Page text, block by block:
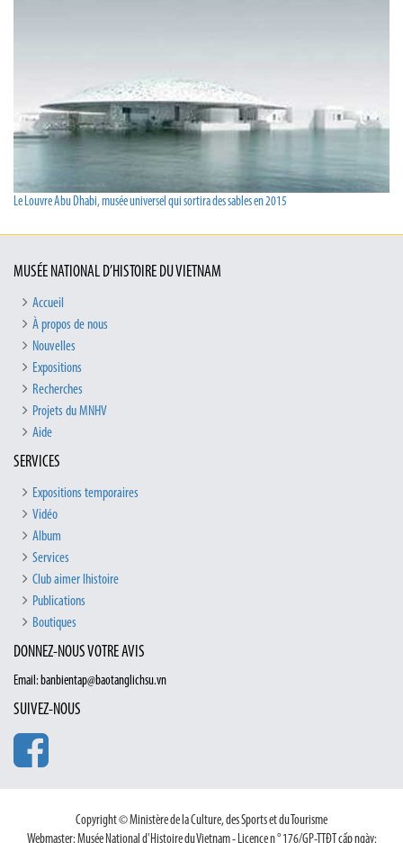
Le Louvre Abu Dhabi, musée universel qui sortira des sables en 2015
MUSÉE NATIONAL D’HISTOIRE DU VIETNAM
Accueil
À propos de nous
Nouvelles
Expositions
Recherches
Projets du MNHV
Aide
SERVICES
Expositions temporaires
Vidéo
Album
Services
Club aimer lhistoire
Publications
Boutiques
DONNEZ-NOUS VOTRE AVIS
Email: banbientap@baotanglichsu.vn
SUIVEZ-NOUS
Copyright © Ministère de la Culture, des Sports et du Tourisme
Webmaster: Musée National d'Histoire du Vietnam - Licence n ° 176/GP-TTĐT cấp ngày: